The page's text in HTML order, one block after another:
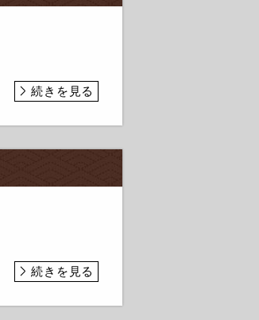
続きを見る
続きを見る